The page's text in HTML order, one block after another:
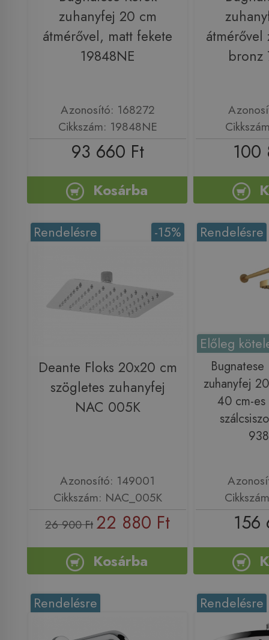
zuhanyfej 20 cm
átmérővel, matt fekete
19848NE
Azonosító: 168272
Cikkszám: 19848NE
93 660 Ft
Kosárba
átmérővel
bronz
100
-15%
Rendelésre
Deante Floks 20x20 cm
szögletes zuhanyfej
NAC 005K
Azonosító: 149001
Cikkszám: NAC_005K
26 900 Ft 22 880 Ft
Kosárba
Rendelésre
Előleg
Bugnatese
zuhanyfej
40 cm-es
156
Rendelésre Rendelésre